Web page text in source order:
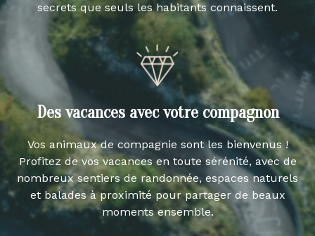
secrets que seuls les habitants connaissent.
Des vacances avec votre compagnon
Vos animaux de compagnie sont les bienvenus !
Profitez de vos vacances en toute sérénité, avec de
nombreux sentiers de randonnée, espaces naturels
et balades à proximité pour partager de beaux
moments ensemble.